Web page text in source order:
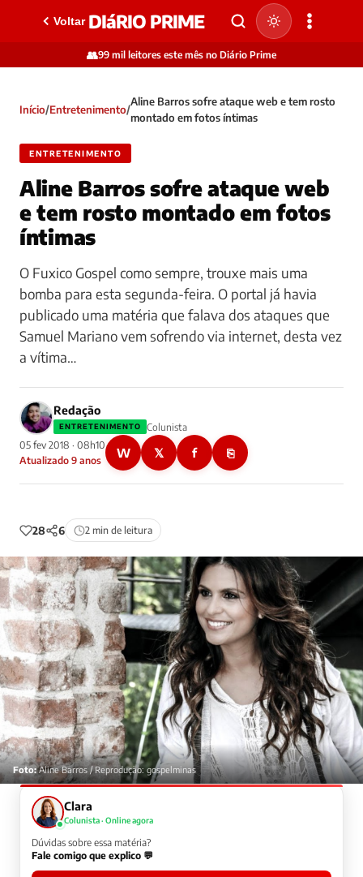
Voltar DIáRIO PRIME
👥99 mil leitores este mês no Diário Prime
Início/Entretenimento/
Aline Barros sofre ataque web e tem rosto
montado em fotos íntimas
ENTRETENIMENTO
Aline Barros sofre ataque web
e tem rosto montado em fotos
íntimas
O Fuxico Gospel como sempre, trouxe mais uma
bomba para esta segunda-feira. O portal já havia
publicado uma matéria que falava dos ataques que
Samuel Mariano vem sofrendo via internet, desta vez
a vítima…
Redação
ENTRETENIMENTO
Colunista
05 fev 2018 · 08h10
Atualizado 9 anos
W 𝕏 f ⎘
28 6 2 min de leitura
Foto:Aline Barros / Reprodução: gospelminas
Clara
Colunista · Online agora
Dúvidas sobre essa matéria?
Fale comigo que explico 💬